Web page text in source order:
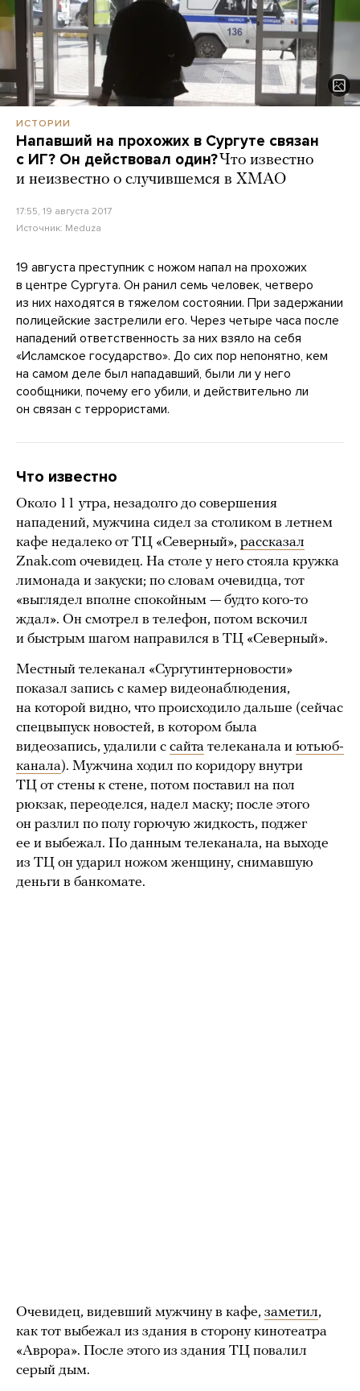
ИСТОРИИ
Напавший на прохожих в Сургуте связан
с ИГ? Он действовал один?Что известно
и неизвестно о случившемся в ХМАО
17:55, 19 августа 2017
Источник: Meduza
19 августа преступник с ножом напал на прохожих
в центре Сургута. Он ранил семь человек, четверо
из них находятся в тяжелом состоянии. При задержании
полицейские застрелили его. Через четыре часа после
нападений ответственность за них взяло на себя
«Исламское государство». До сих пор непонятно, кем
на самом деле был нападавший, были ли у него
сообщники, почему его убили, и действительно ли
он связан с террористами.
Что известно
Около 11 утра, незадолго до совершения
нападений, мужчина сидел за столиком в летнем
кафе недалеко от ТЦ «Северный», рассказал
Znak.com очевидец. На столе у него стояла кружка
лимонада и закуски; по словам очевидца, тот
«выглядел вполне спокойным — будто кого-то
ждал». Он смотрел в телефон, потом вскочил
и быстрым шагом направился в ТЦ «Северный».
Местный телеканал «Сургутинтерновости»
показал запись с камер видеонаблюдения,
на которой видно, что происходило дальше (сейчас
спецвыпуск новостей, в котором была
видеозапись, удалили с сайта телеканала и ютьюб-
канала). Мужчина ходил по коридору внутри
ТЦ от стены к стене, потом поставил на пол
рюкзак, переоделся, надел маску; после этого
он разлил по полу горючую жидкость, поджег
ее и выбежал. По данным телеканала, на выходе
из ТЦ он ударил ножом женщину, снимавшую
деньги в банкомате.
Очевидец, видевший мужчину в кафе, заметил,
как тот выбежал из здания в сторону кинотеатра
«Аврора». После этого из здания ТЦ повалил
серый дым.